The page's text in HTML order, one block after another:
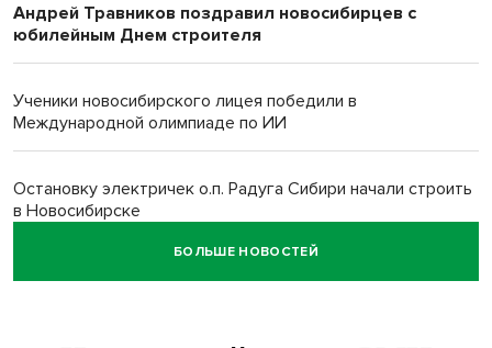
Андрей Травников поздравил новосибирцев с
юбилейным Днем строителя
Ученики новосибирского лицея победили в
Международной олимпиаде по ИИ
Остановку электричек о.п. Радуга Сибири начали строить
в Новосибирске
Транспортная прокуратура проверит S7 после инцидента
БОЛЬШЕ НОВОСТЕЙ